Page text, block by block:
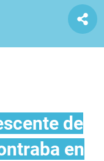
de
en